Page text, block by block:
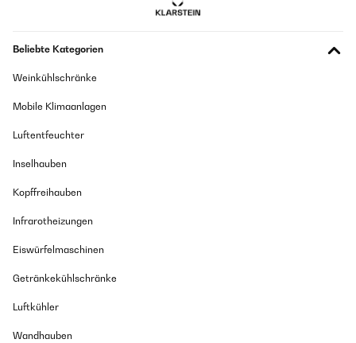
Beliebte Kategorien
Weinkühlschränke
Mobile Klimaanlagen
Luftentfeuchter
Inselhauben
Kopffreihauben
Infrarotheizungen
Eiswürfelmaschinen
Getränkekühlschränke
Luftkühler
Wandhauben